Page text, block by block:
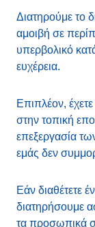
Διατηρούμε το
αμοιβή σε
υπερβολικό
ευχέρεια.
Επιπλέον,
στην τοπική
επεξεργασία
εμάς δεν
Εάν διαθέτετε
διατηρήσουμε
τα προσωπικά